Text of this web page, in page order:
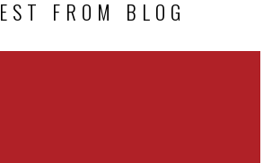
FROM BLOG